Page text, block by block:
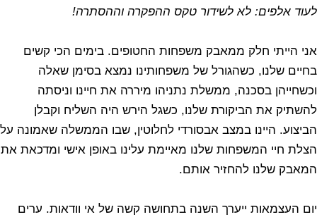
לעוד אלפים: לא לשידור טקס ההפקרה וההסתרה!
אני הייתי חלק ממאבק משפחות החטופים. בימים הכי קשים
בחיים שלנו, כשהגורל של משפחותינו נמצא בסימן שאלה
וכשחייהן בסכנה, ממשלת נתניהו מיררה את חיינו וניסתה
להשתיק את הביקורת שלנו, כשגל הירש היה השליח וקבלן
הביצוע. היינו במצב אבסורדי לחלוטין, שבו הממשלה שאמונה על
הצלת חיי המשפחות שלנו מאיימת עלינו באופן אישי ומדכאת את
המאבק שלנו להחזיר אותם.
יום העצמאות ייערך השנה בתחושה קשה של אי וודאות. ערים